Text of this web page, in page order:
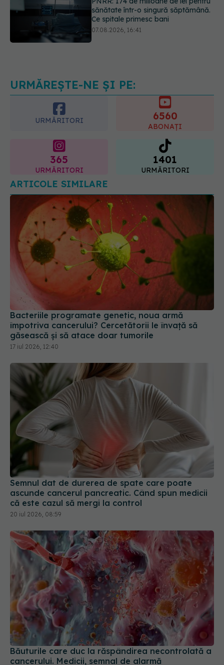
Ce spitale primesc bani
07.08.2026, 16:41
URMĂREȘTE-NE ȘI PE:
URMĂRITORI 6560
ABONAȚI
365
URMĂRITORI
1401
URMĂRITORI
ARTICOLE SIMILARE
Bacteriile programate genetic, noua armă
împotriva cancerului? Cercetătorii le învață să
găsească și să atace doar tumorile
17 iul 2026, 12:40
Semnul dat de durerea de spate care poate
ascunde cancerul pancreatic. Când spun medicii
că este cazul să mergi la control
20 iul 2026, 08:59
Băuturile care duc la răspândirea necontrolată a
cancerului. Medicii, semnal de alarmă